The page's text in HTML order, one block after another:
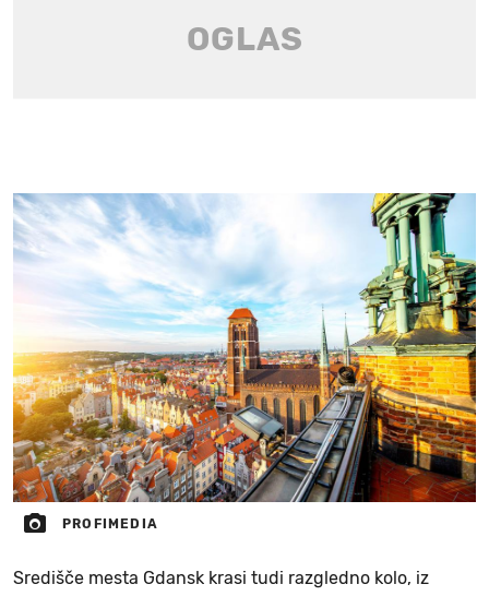
PROFIMEDIA
Središče mesta Gdansk krasi tudi razgledno kolo, iz